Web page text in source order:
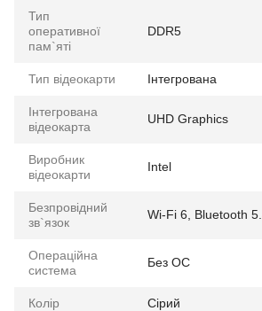
Тип
оперативної
пам`яті
DDR5
Тип відеокарти Інтегрована
Інтегрована
відеокарта
UHD Graphics
Виробник
відеокарти
Intel
Безпровідний
зв`язок
Wi-Fi 6, Bluetooth
Операційна
система
Без ОС
Колір Сірий